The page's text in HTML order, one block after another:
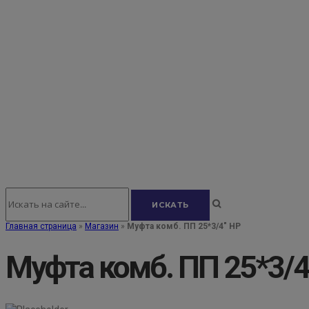
Главная страница » Магазин » Муфта комб. ПП 25*3/4" НР
Муфта комб. ПП 25*3/